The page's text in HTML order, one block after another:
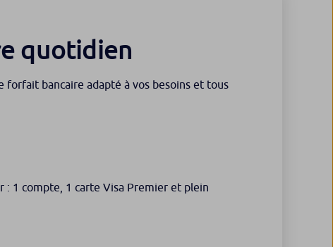
quotidien
forfait bancaire adapté à vos besoins et tous
: 1 compte, 1 carte Visa Premier et plein